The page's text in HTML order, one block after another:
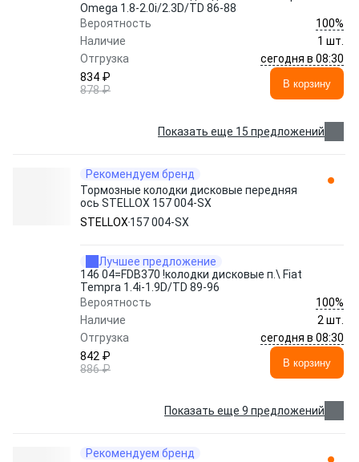
Omega 1.8-2.0i/2.3D/TD 86-88
Вероятность
100%
Наличие
1 шт.
Отгрузка
сегодня в 08:30
834 ₽
878 ₽
В корзину
Показать еще 15 предложений
Рекомендуем бренд
Тормозные колодки дисковые передняя
ось STELLOX 157 004-SX
STELLOX 157 004-SX
Лучшее предложение
146 04=FDB370 !колодки дисковые п.\ Fiat
Tempra 1.4i-1.9D/TD 89-96
Вероятность
100%
Наличие
2 шт.
Отгрузка
сегодня в 08:30
842 ₽
886 ₽
В корзину
Показать еще 9 предложений
Рекомендуем бренд